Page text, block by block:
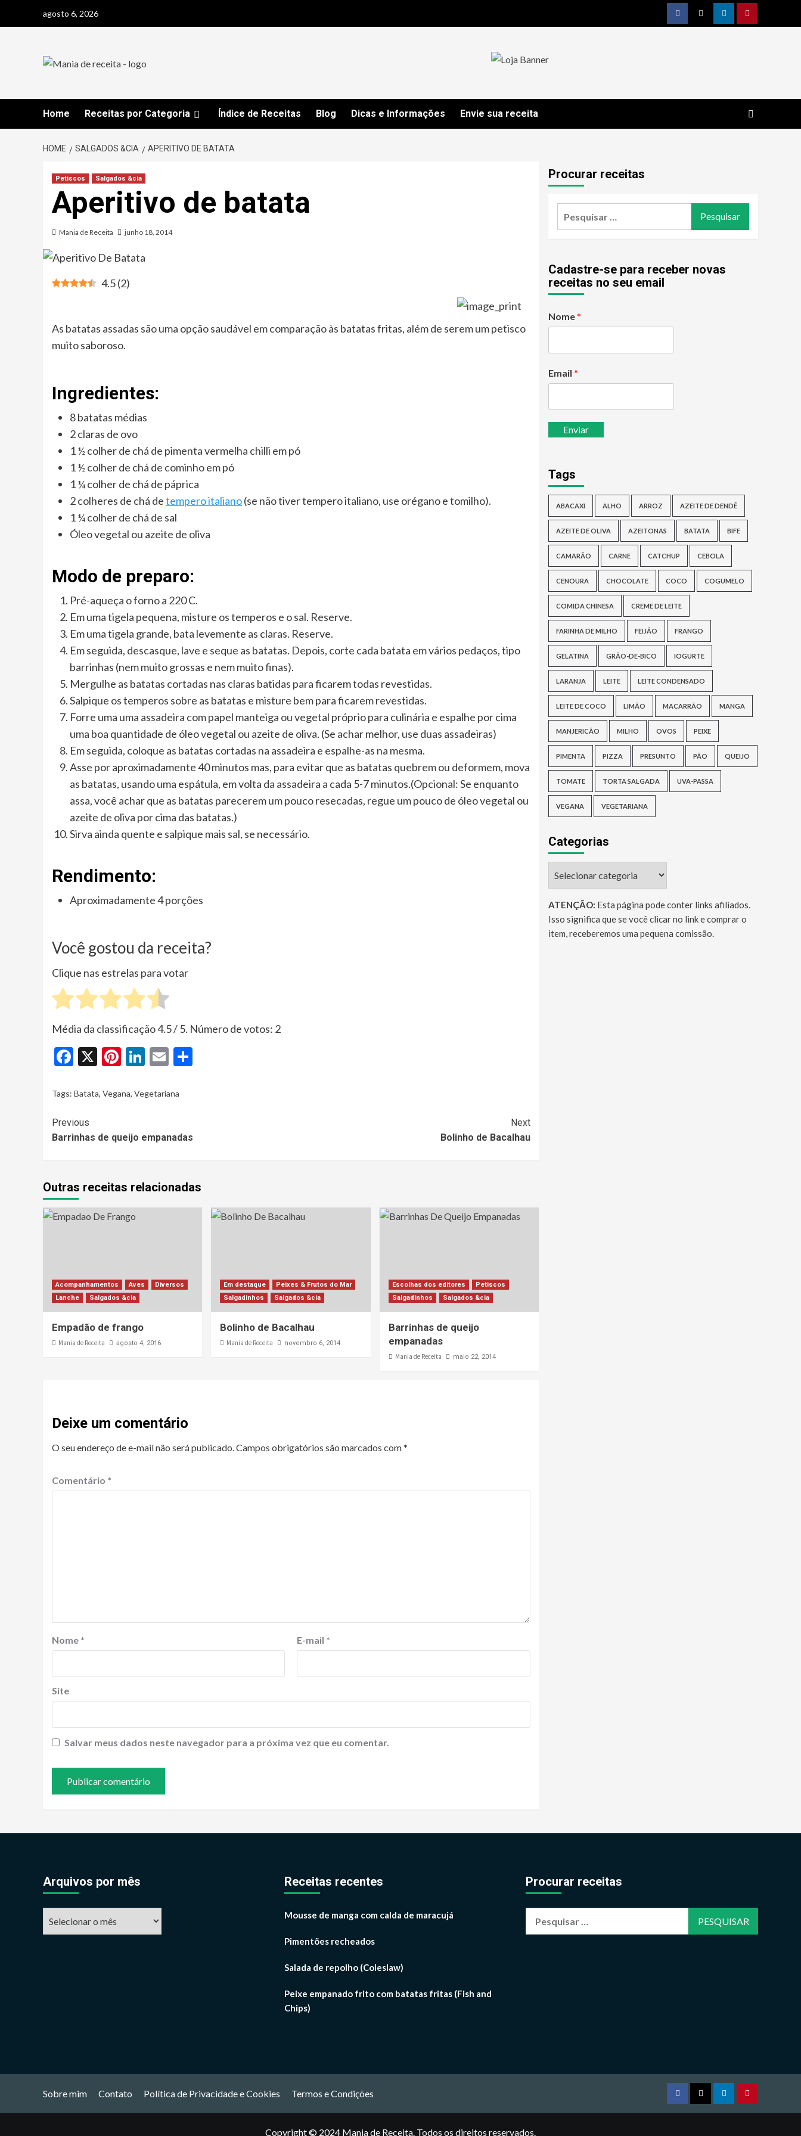
agosto 6, 2026
FacebookTwitterLinkedinPinterest
Home Receitas por Categoria Índice de Receitas Blog Dicas e Informações Envie sua receita
HOME SALGADOS &CIA APERITIVO DE BATATA
Petiscos Salgados &cia
Aperitivo de batata
Mania de Receita junho 18, 2014
4.5(2)
As batatas assadas são uma opção saudável em comparação às batatas fritas, além de serem um petisco
muito saboroso.
Ingredientes:
8 batatas médias
2 claras de ovo
1 ½ colher de chá de pimenta vermelha chilli em pó
1 ½ colher de chá de cominho em pó
1 ¼ colher de chá de páprica
2 colheres de chá detempero italiano(se não tiver tempero italiano, use orégano e tomilho).
1 ¼ colher de chá de sal
Óleo vegetal ou azeite de oliva
Modo de preparo:
Pré-aqueça o forno a 220 C.
Em uma tigela pequena, misture os temperos e o sal. Reserve.
Em uma tigela grande, bata levemente as claras. Reserve.
Em seguida, descasque, lave e seque as batatas. Depois, corte cada batata em vários pedaços, tipo
barrinhas (nem muito grossas e nem muito finas).
Mergulhe as batatas cortadas nas claras batidas para ficarem todas revestidas.
Salpique os temperos sobre as batatas e misture bem para ficarem revestidas.
Forre uma uma assadeira com papel manteiga ou vegetal próprio para culinária e espalhe por cima
uma boa quantidade de óleo vegetal ou azeite de oliva. (Se achar melhor, use duas assadeiras)
Em seguida, coloque as batatas cortadas na assadeira e espalhe-as na mesma.
Asse por aproximadamente 40 minutos mas, para evitar que as batatas quebrem ou deformem, mova
as batatas, usando uma espátula, em volta da assadeira a cada 5-7 minutos.(Opcional: Se enquanto
assa, você achar que as batatas parecerem um pouco resecadas, regue um pouco de óleo vegetal ou
azeite de oliva por cima das batatas.)
Sirva ainda quente e salpique mais sal, se necessário.
Rendimento:
Aproximadamente 4 porções
Você gostou da receita?
Clique nas estrelas para votar
Média da classificação4.5/ 5. Número de votos: 2
Facebook
X Pinterest
LinkedIn
Email
Tags: Batata, Vegana, Vegetariana
Continue
Reading
Previous
Barrinhas de queijo empanadas
Next
Bolinho de Bacalhau
Outras receitas relacionadas
Acompanhamentos Aves
Diversos
Lanche
Salgados &cia
Empadão de frango
Mania de Receita agosto 4, 2016
Em destaque
Peixes & Frutos do Mar
Salgadinhos
Salgados &cia
Bolinho de Bacalhau
Mania de Receita novembro 6, 2014
Escolhas dos editores
Petiscos
Salgadinhos
Salgados &cia
Barrinhas de queijo
empanadas
Mania de Receita maio 22, 2014
Deixe um comentário
O seu endereço de e-mail não será publicado. Campos obrigatórios são marcados com*
Comentário *
Nome * E-mail *
Site
Salvar meus dados neste navegador para a próxima vez que eu comentar.
Procurar receitas
Cadastre-se para receber novas
receitas no seu email
Nome*
Email *
Enviar
Tags
ABACAXI ALHO ARROZ AZEITE DE DENDÊ
AZEITE DE OLIVA AZEITONAS BATATA BIFE
CAMARÃO CARNE CATCHUP CEBOLA
CENOURA CHOCOLATE COCO COGUMELO
COMIDA CHINESA CREME DE LEITE
FARINHA DE MILHO FEIJÃO FRANGO
GELATINA GRÃO-DE-BICO IOGURTE
LARANJA LEITE LEITE CONDENSADO
LEITE DE COCO LIMÃO MACARRÃO MANGA
MANJERICÃO MILHO OVOS PEIXE
PIMENTA PIZZA PRESUNTO PÃO QUEIJO
TOMATE TORTA SALGADA UVA-PASSA
VEGANA VEGETARIANA
Categorias
ATENÇÃO: Esta página pode conter links afiliados.
Isso significa que se você clicar no link e comprar o
item, receberemos uma pequena comissão.
Arquivos por mês Receitas recentes
Mousse de manga com calda de maracujá
Pimentões recheados
Salada de repolho (Coleslaw)
Peixe empanado frito com batatas fritas (Fish and
Chips)
Procurar receitas
Sobre mim Contato Política de Privacidade e Cookies Termos e Condições FacebookTwitterLinkedinPinterest
Copyright © 2024 Mania de Receita. Todos os direitos reservados.